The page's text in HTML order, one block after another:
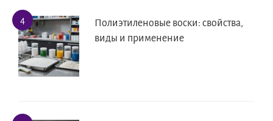
Полиэтиленовые воски: свойства,
виды и применение